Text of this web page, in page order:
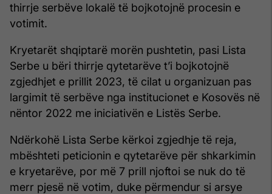
thirrje serbëve lokalë të bojkotojnë procesin e
votimit.
Kryetarët shqiptarë morën pushtetin, pasi Lista
Serbe u bëri thirrje qytetarëve t’i bojkotojnë
zgjedhjet e prillit 2023, të cilat u organizuan pas
largimit të serbëve nga institucionet e Kosovës në
nëntor 2022 me iniciativën e Listës Serbe.
Ndërkohë Lista Serbe kërkoi zgjedhje të reja,
mbështeti peticionin e qytetarëve për shkarkimin
e kryetarëve, por më 7 prill njoftoi se nuk do të
merr pjesë në votim, duke përmendur si arsye